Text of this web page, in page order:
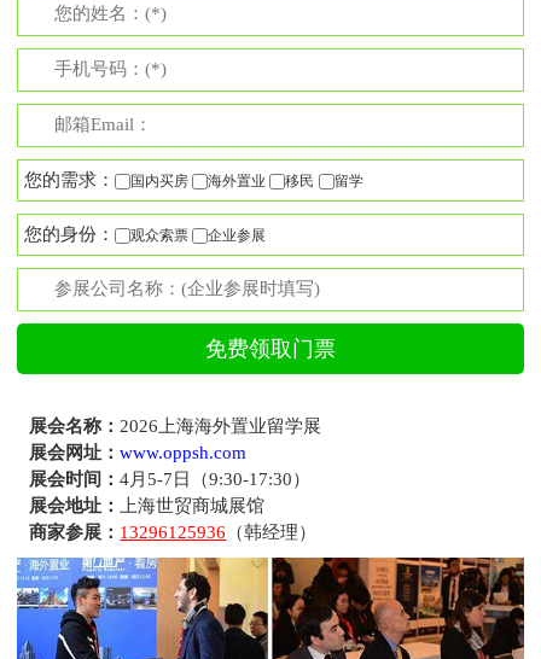
您的需求： 国内买房 海外置业 移民 留学
您的身份： 观众索票 企业参展
展会名称： 2026上海海外置业留学展
展会网址：www.oppsh.com
展会时间：4月5-7日（9:30-17:30）
展会地址：
上海世贸商城展馆
商家参展： 13296125936 （韩经理）